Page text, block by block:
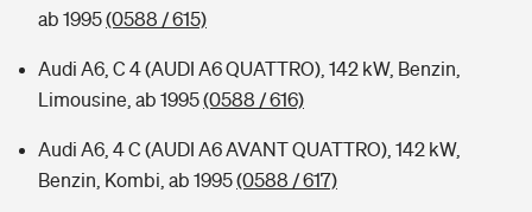
ab 1995(0588 / 615)
Audi A6, C 4 (AUDI A6 QUATTRO), 142 kW, Benzin,
Limousine, ab 1995(0588 / 616)
Audi A6, 4 C (AUDI A6 AVANT QUATTRO), 142 kW,
Benzin, Kombi, ab 1995(0588 / 617)